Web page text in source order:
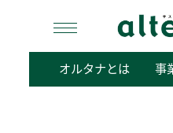
検
オルタナとは 事